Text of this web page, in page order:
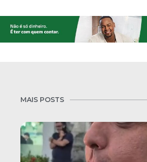
MAIS POSTS